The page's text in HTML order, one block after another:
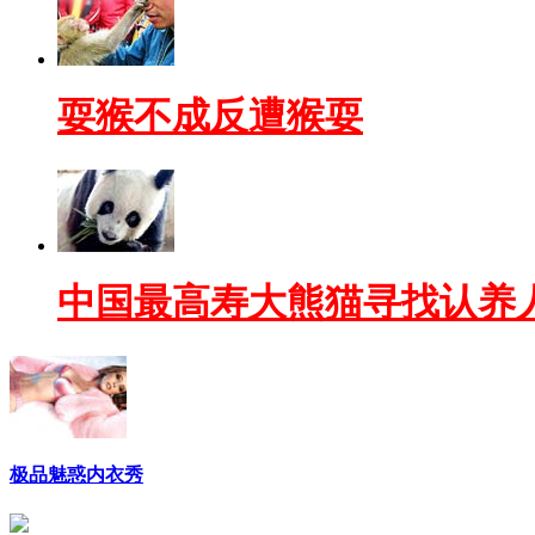
耍猴不成反遭猴耍
中国最高寿大熊猫寻找认养
极品魅惑内衣秀